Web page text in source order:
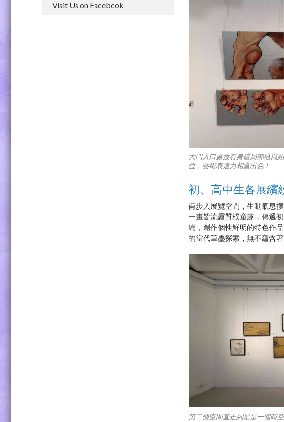
Visit Us on Facebook
大門入口處放有身體局部描寫
位，藝術表達力相當出色！
初、高中生各展繽
甫步入展覽空間，生動氣息
一畫皆流露質樸童趣，傳遞
礎，創作個性鮮明的特色作
的當代筆墨探索，無不蘊含
第二個空間直走到尾是一個時